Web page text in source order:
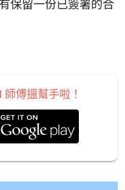
保留一份已簽署的合
傅搵幫手啦！